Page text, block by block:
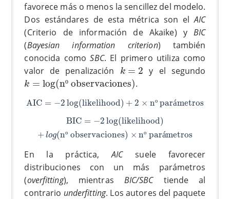
favorece más o menos la sencillez del modelo.
Dos estándares de esta métrica son elAIC
(Criterio de información de Akaike) yBIC
(Bayesian information criterion) también
conocida comoSBC. El primero utiliza como
valor de penalización
k = 2
k= y el segundo
k = log(nº observaciones)
k=log (nº observaciones) .
AIC = −2 log(likelihood) + 2 × nº parámetros
AIC −2log (likelihood)+ 2 ×nº parámetros
BIC = −2 log(likelihood)
+ log(nº observaciones) × nº parámetros
(likelihood) og( nº observaciones
En la práctica,AICsuele favorecer
distribuciones con un más parámetros
(overfitting), mientras BIC/SBCtiende al
contrario underfitting. Los autores del paquete